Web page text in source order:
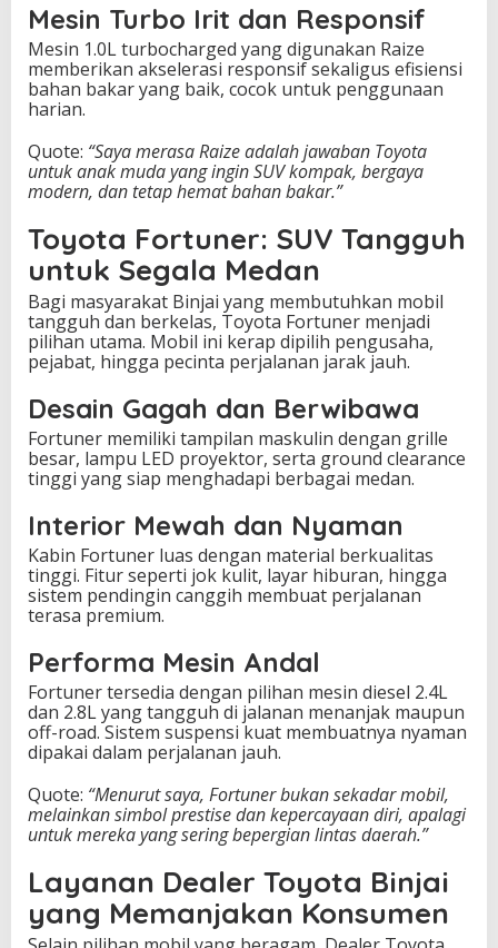
Mesin Turbo Irit dan Responsif
Mesin 1.0L turbocharged yang digunakan Raize
memberikan akselerasi responsif sekaligus efisiensi
bahan bakar yang baik, cocok untuk penggunaan
harian.
Quote: “Saya merasa Raize adalah jawaban Toyota
untuk anak muda yang ingin SUV kompak, bergaya
modern, dan tetap hemat bahan bakar.”
Toyota Fortuner: SUV Tangguh
untuk Segala Medan
Bagi masyarakat Binjai yang membutuhkan mobil
tangguh dan berkelas, Toyota Fortuner menjadi
pilihan utama. Mobil ini kerap dipilih pengusaha,
pejabat, hingga pecinta perjalanan jarak jauh.
Desain Gagah dan Berwibawa
Fortuner memiliki tampilan maskulin dengan grille
besar, lampu LED proyektor, serta ground clearance
tinggi yang siap menghadapi berbagai medan.
Interior Mewah dan Nyaman
Kabin Fortuner luas dengan material berkualitas
tinggi. Fitur seperti jok kulit, layar hiburan, hingga
sistem pendingin canggih membuat perjalanan
terasa premium.
Performa Mesin Andal
Fortuner tersedia dengan pilihan mesin diesel 2.4L
dan 2.8L yang tangguh di jalanan menanjak maupun
off-road. Sistem suspensi kuat membuatnya nyaman
dipakai dalam perjalanan jauh.
Quote: “Menurut saya, Fortuner bukan sekadar mobil,
melainkan simbol prestise dan kepercayaan diri, apalagi
untuk mereka yang sering bepergian lintas daerah.”
Layanan Dealer Toyota Binjai
yang Memanjakan Konsumen